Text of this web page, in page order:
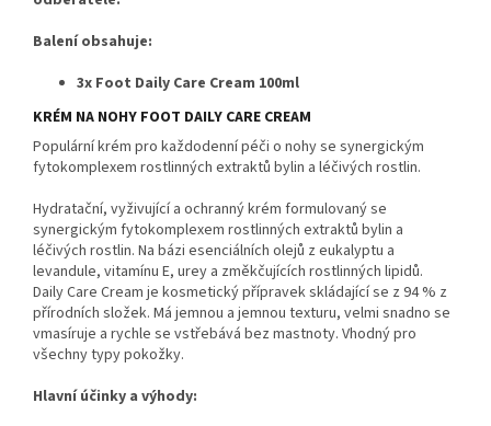
Balení obsahuje:
3x Foot Daily Care Cream 100ml
KRÉM NA NOHY FOOT DAILY CARE CREAM
Populární krém pro každodenní péči o nohy se synergickým
fytokomplexem rostlinných extraktů bylin a léčivých rostlin.
Hydratační, vyživující a ochranný krém formulovaný se
synergickým fytokomplexem rostlinných extraktů bylin a
léčivých rostlin. Na bázi esenciálních olejů z eukalyptu a
levandule, vitamínu E, urey a změkčujících rostlinných lipidů.
Daily Care Cream je kosmetický přípravek skládající se z 94 % z
přírodních složek. Má jemnou a jemnou texturu, velmi snadno se
vmasíruje a rychle se vstřebává bez mastnoty. Vhodný pro
všechny typy pokožky.
Hlavní účinky a výhody: